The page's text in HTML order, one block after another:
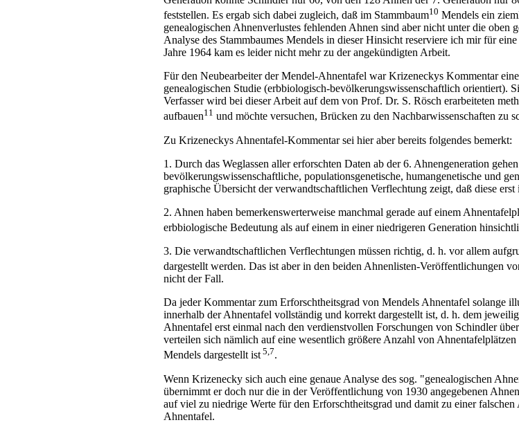
feststellen. Es ergab sich dabei zugleich, daß im Stammbaum10 Mendels ein
genealogischen Ahnenverlustes fehlenden Ahnen sind aber nicht unter die oben
Analyse des Stammbaumes Mendels in dieser Hinsicht reserviere ich mir für
Jahre 1964 kam es leider nicht mehr zu der angekündigten Arbeit.
Für den Neubearbeiter der Mendel-Ahnentafel war Krizeneckys Kommentar
genealogischen Studie (erbbiologisch-bevölkerungswissenschaftlich orientiert).
Verfasser wird bei dieser Arbeit auf dem von Prof. Dr. S. Rösch erarbeiteten
aufbauen11 und möchte versuchen, Brücken zu den Nachbarwissenschaften zu
Zu Krizeneckys Ahnentafel-Kommentar sei hier aber bereits folgendes bemerkt:
1. Durch das Weglassen aller erforschten Daten ab der 6. Ahnengeneration
bevölkerungswissenschaftliche, populationsgenetische, humangenetische und
graphische Übersicht der verwandtschaftlichen Verflechtung zeigt, daß diese
2. Ahnen haben bemerkenswerterweise manchmal gerade auf einem
erbbiologische Bedeutung als auf einem in einer niedrigeren Generation
3. Die verwandtschaftlichen Verflechtungen müssen richtig, d. h. vor allem
dargestellt werden. Das ist aber in den beiden Ahnenlisten-Veröffentlichungen
nicht der Fall.
Da jeder Kommentar zum Erforschtheitsgrad von Mendels Ahnentafel solange
innerhalb der Ahnentafel vollständig und korrekt dargestellt ist, d. h. dem
Ahnentafel erst einmal nach den verdienstvollen Forschungen von Schindler
verteilen sich nämlich auf eine wesentlich größere Anzahl von
Mendels dargestellt ist 5,7.
Wenn Krizenecky sich auch eine genaue Analyse des sog. "genealogischen
übernimmt er doch nur die in der Veröffentlichung von 1930 angegebenen
auf viel zu niedrige Werte für den Erforschtheitsgrad und damit zu einer
Ahnentafel.